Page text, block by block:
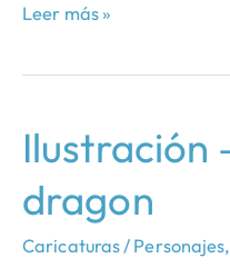
Leer más »
Ilustración
dragon
Caricaturas / Personajes,
Ilustración
El
pequeño
dragon